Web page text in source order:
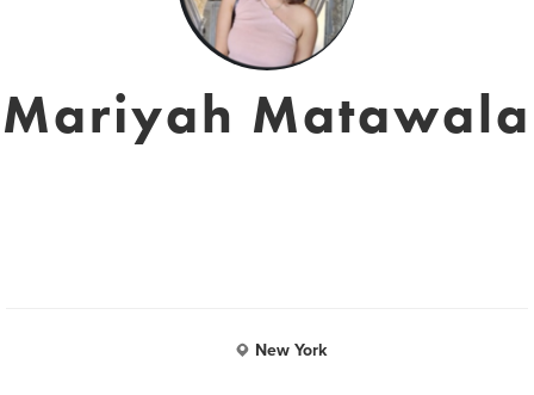
Mariyah Matawala
New York